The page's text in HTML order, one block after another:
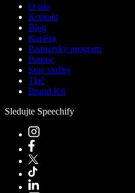
O nás
Kontakt
Blog
Kariéra
Partnerský program
Pomoc
Stav služby
Tlač
Brand Kit
Sledujte Speechify